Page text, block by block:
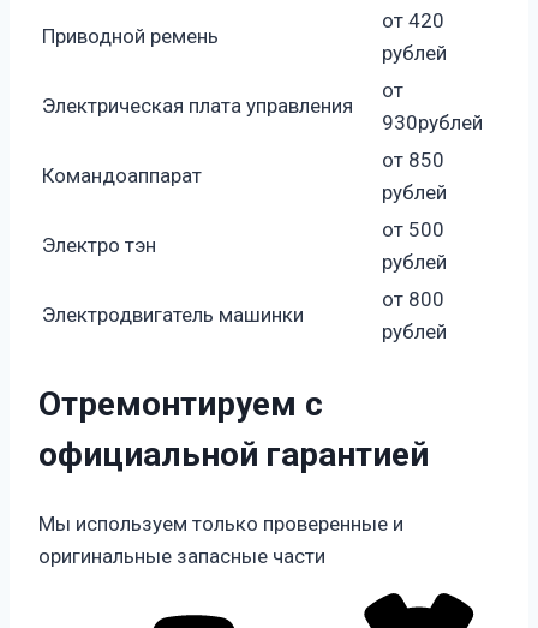
Приводной ремень
от 420
рублей
Электрическая плата управления
от
930рублей
Командоаппарат
от 850
рублей
Электро тэн
от 500
рублей
Электродвигатель машинки
от 800
рублей
Отремонтируем с
официальной гарантией
Мы используем только проверенные и
оригинальные запасные части